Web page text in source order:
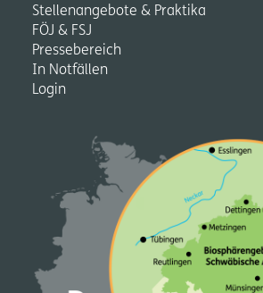
Stellenangebote & Praktika
FÖJ & FSJ
Pressebereich
In Notfällen
Login